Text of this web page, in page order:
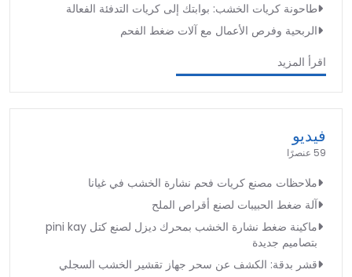
طاحونة كريات الخشب: بوابتك إلى كريات التدفئة الفعالة
الربحية وفرص الأعمال مع آلات ضغط الفحم
اقرأ المزيد
فيديو
59 عنصرًا
ملاحظات مصنع كريات فحم نشارة الخشب في غيانا
آلة ضغط الحبيبات لصنع أقراص الملح
ماكينة ضغط نشارة الخشب بمحرك ديزل لصنع كتل pini kay
بتصاميم جديدة
قشر بدقة: الكشف عن سحر جهاز تقشير الخشب السجلي